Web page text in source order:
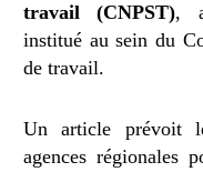
travail (CNPST),
institué au sein du
de travail.
Un article prévoit
agences régionales